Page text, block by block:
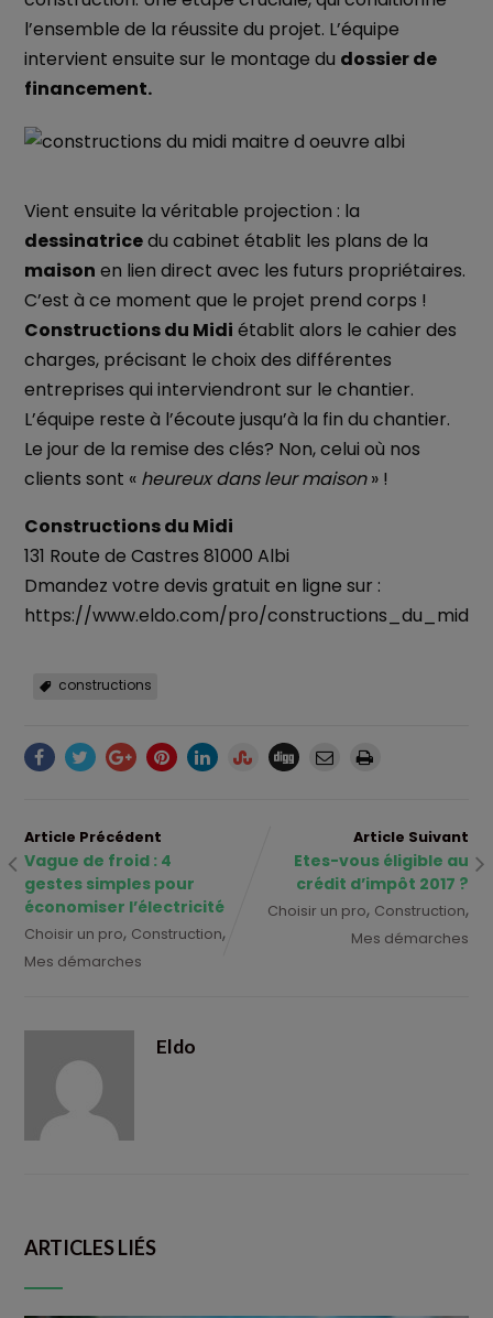
l’ensemble de la réussite du projet. L’équipe
intervient ensuite sur le montage du dossier de
financement.
Vient ensuite la véritable projection : la
dessinatricedu cabinet établit les plans de la
maison en lien direct avec les futurs propriétaires.
C’est à ce moment que le projet prend corps !
Constructions du Midi établit alors le cahier des
charges, précisant le choix des différentes
entreprises qui interviendront sur le chantier.
L’équipe reste à l’écoute jusqu’à la fin du chantier.
Le jour de la remise des clés? Non, celui où nos
clients sont « heureux dans leur maison» !
Constructions du Midi
131 Route de Castres 81000 Albi
Dmandez votre devis gratuit en ligne sur :
https://www.eldo.com/pro/constructions_du_midi
constructions
Article Précédent
Vague de froid : 4
gestes simples pour
économiser l’électricité
Choisir un pro, Construction,
Mes démarches
Article Suivant
Etes-vous éligible au
crédit d’impôt 2017 ?
Choisir un pro, Construction,
Mes démarches
Eldo
ARTICLES LIÉS